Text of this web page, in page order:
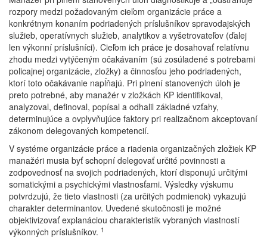
rozpory medzi požadovaným cieľom organizácie práce a
konkrétnym konaním podriadených príslušníkov spravodajských
služieb, operatívnych služieb, analytikov a vyšetrovateľov (ďalej
len výkonní príslušníci). Cieľom ich práce je dosahovať relatívnu
zhodu medzi vytýčeným očakávaním (sú zosúladené s potrebami
policajnej organizácie, zložky) a činnosťou jeho podriadených,
ktorí toto očakávanie napĺňajú. Pri plnení stanovených úloh je
preto potrebné, aby manažér v zložkách KP identifikoval,
analyzoval, definoval, popísal a odhalil základné vzťahy,
determinujúce a ovplyvňujúce faktory pri realizačnom akceptovaní
zákonom delegovaných kompetencií.
V systéme organizácie práce a riadenia organizačných zložiek KP
manažéri musia byť schopní delegovať určité povinnosti a
zodpovednosť na svojich podriadených, ktorí disponujú určitými
somatickými a psychickými vlastnosťami. Výsledky výskumu
potvrdzujú, že tieto vlastnosti (za určitých podmienok) vykazujú
charakter determinantov. Uvedené skutočnosti je možné
objektivizovať explanáciou charakteristík vybraných vlastností
výkonných príslušníkov. 1